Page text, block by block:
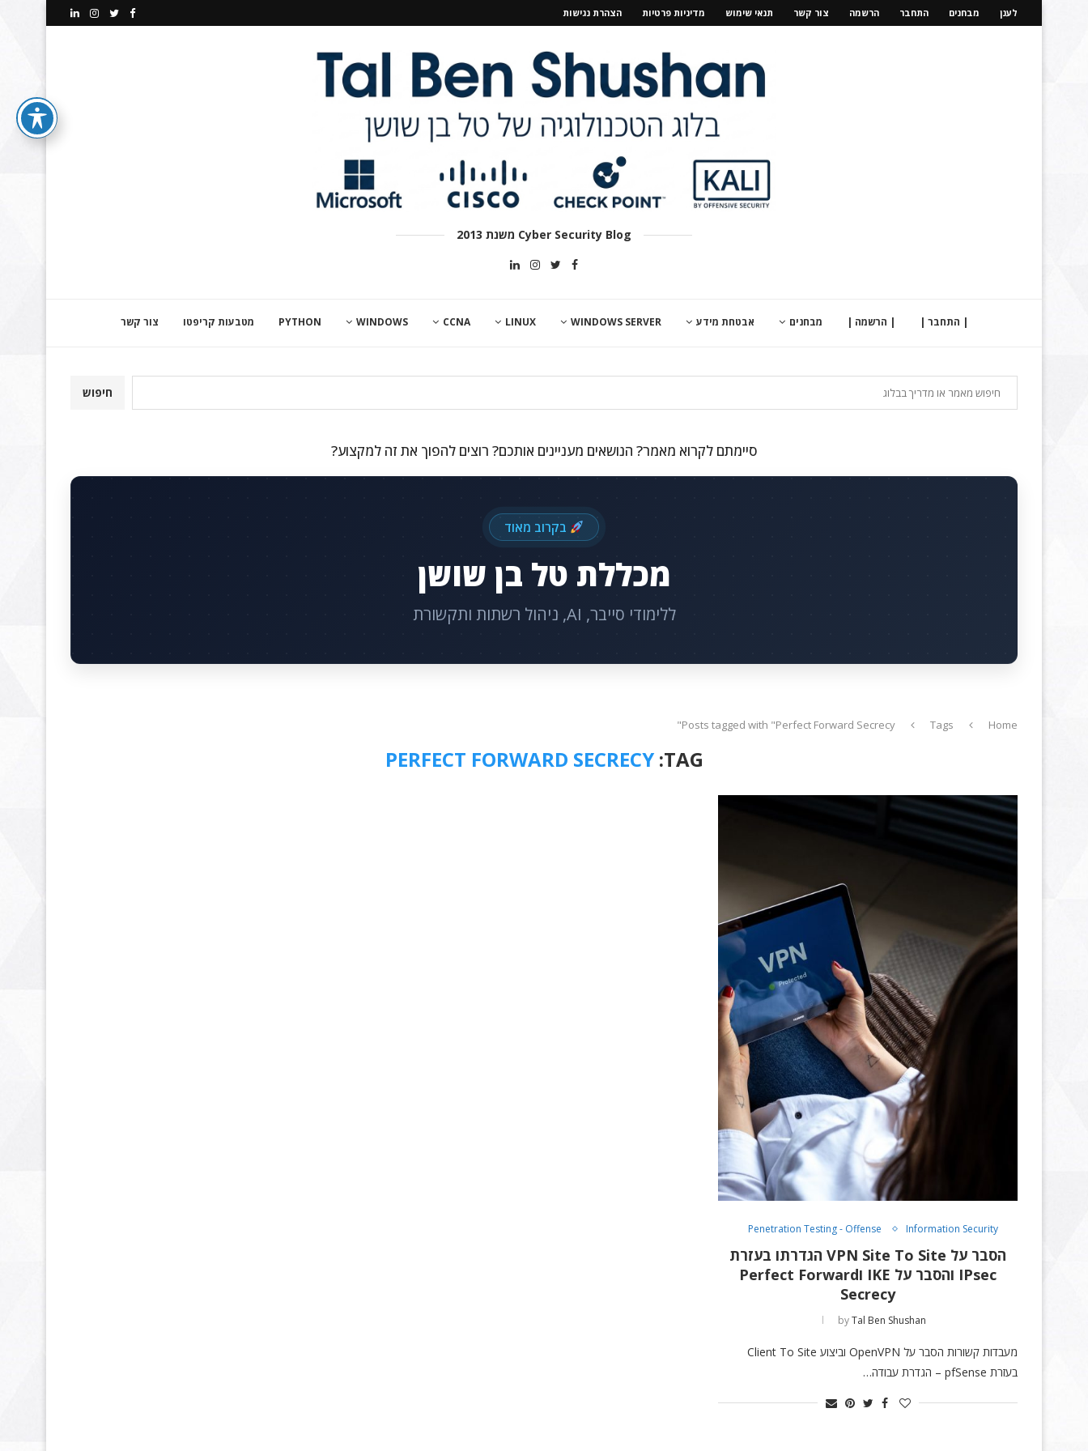
לענן מבחנים התחבר הרשמה צור קשר תנאי שימוש מדיניות פרטיות הצהרת נגישות
Cyber Security Blog משנת 2013
| התחבר | | הרשמה | מבחנים אבטחת מידע WINDOWS SERVER
LINUX
CCNA
WINDOWS
PYTHON מטבעות קריפטו צור קשר
חיפוש
סיימתם לקרוא מאמר? הנושאים מעניינים אותכם? רוצים להפוך את זה למקצוע?
בקרוב מאוד
מכללת טל בן שושן
ללימודי סייבר, AI, ניהול רשתות ותקשורת
Home
Tags
Posts tagged with "Perfect Forward Secrecy"
TAG:
PERFECT FORWARD SECRECY
Information Security
Penetration Testing - Offense
הסבר על VPN Site To Site הגדרתו בעזרת
IPsec והסבר על IKE וPerfect Forward
Secrecy
byTal Ben Shushan
מעבדות קשורות הסבר על OpenVPN וביצוע Client To Site
בעזרת pfSense – הגדרת עבודה…